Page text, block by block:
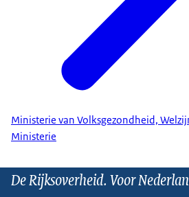
Ministerie van Volksgezondheid,
Ministerie
De Rijksoverheid. Voor